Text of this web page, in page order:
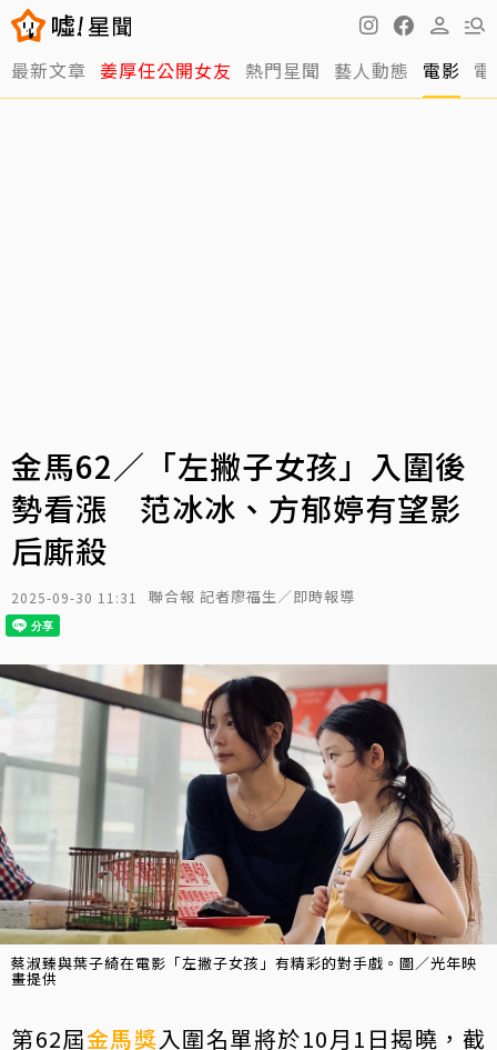
最新文章 姜厚任公開女友 熱門星聞 藝人動態 電影
金馬62／「左撇子女孩」入圍後
勢看漲 范冰冰、方郁婷有望影
后廝殺
2025-09-30 11:31 聯合報 記者廖福生／即時報導
蔡淑臻與葉子綺在電影「左撇子女孩」有精彩的對手戲。圖／光年映
畫提供
第62屆金馬獎入圍名單將於10月1日揭曉，截